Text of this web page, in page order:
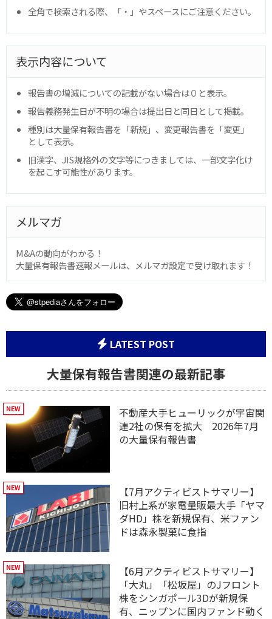
全角で検索される際、「・」やスペースにご注意ください。
表示内容について
報告書の増減についての記載がない場合は０と表示。
報告義務発生日が不明の場合は提出日と同日として掲載。
種別は大量保有報告書を「新規」、変更報告書を「変更」
として表示。
旧漢字、JIS規格外の文字等につきましては、一部文字化け
を起こす可能性があります。
メルマガ
M&Aの動向がわかる！
大量保有報告書速報メールは、メルマガ設定で受け取れます！
LATEST POST
大量保有報告書関連の最新記事
不動産大手ヒューリックが宇宙関
連2社の保有を拡大 2026年7月
の大量保有報告書
【7月アクティビストサマリー】
旧村上系が家電量販最大手「ヤマ
ダHD」株を新規保有、米ファン
ドは森永製菓に食指
【6月アクティビストサマリー】
「大丸」「松坂屋」のJフロント
株をシンガポール3Dが新規保
有、ニップンに国内ファンド動く